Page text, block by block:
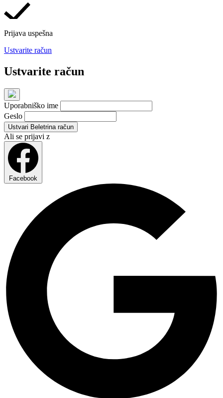
Prijava uspešna
Ustvarite račun
Ustvarite račun
Uporabniško ime
Geslo
Ustvari Beletrina račun
Ali se prijavi z
Facebook